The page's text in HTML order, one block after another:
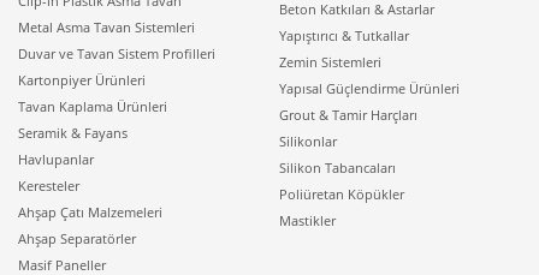
Metal Asma Tavan Sistemleri
Duvar ve Tavan Sistem Profilleri
Kartonpiyer Ürünleri
Tavan Kaplama Ürünleri
Seramik & Fayans
Havlupanlar
Keresteler
Ahşap Çatı Malzemeleri
Ahşap Separatörler
Masif Paneller
Beton Katkıları & Astarlar
Yapıştırıcı & Tutkallar
Zemin Sistemleri
Yapısal Güçlendirme Ürünleri
Grout & Tamir Harçları
Silikonlar
Silikon Tabancaları
Poliüretan Köpükler
Mastikler